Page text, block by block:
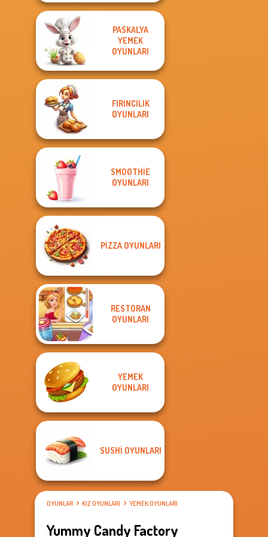
PASKALYA
YEMEK
OYUNLARI
FIRINCILIK
OYUNLARI
SMOOTHIE
OYUNLARI
PIZZA OYUNLARI
RESTORAN
OYUNLARI
YEMEK
OYUNLARI
SUSHI OYUNLARI
OYUNLAR KIZ OYUNLARI YEMEK OYUNLARI
Yummy Candy Factory